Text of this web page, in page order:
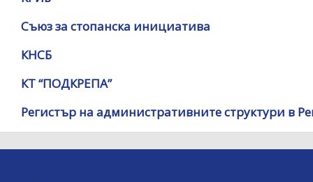
достъпност
Съюз за стопанска инициатива
КНСБ
КТ “ПОДКРЕПА”
Регистър на административните структури в